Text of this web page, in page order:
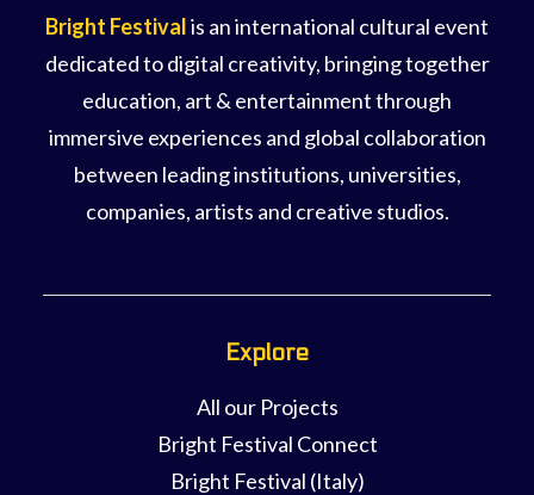
Bright Festivalis an international cultural event
dedicated to digital creativity, bringing together
education, art & entertainment through
immersive experiences and global collaboration
between leading institutions, universities,
companies, artists and creative studios.
Explore
All our Projects
Bright Festival Connect
Bright Festival (Italy)